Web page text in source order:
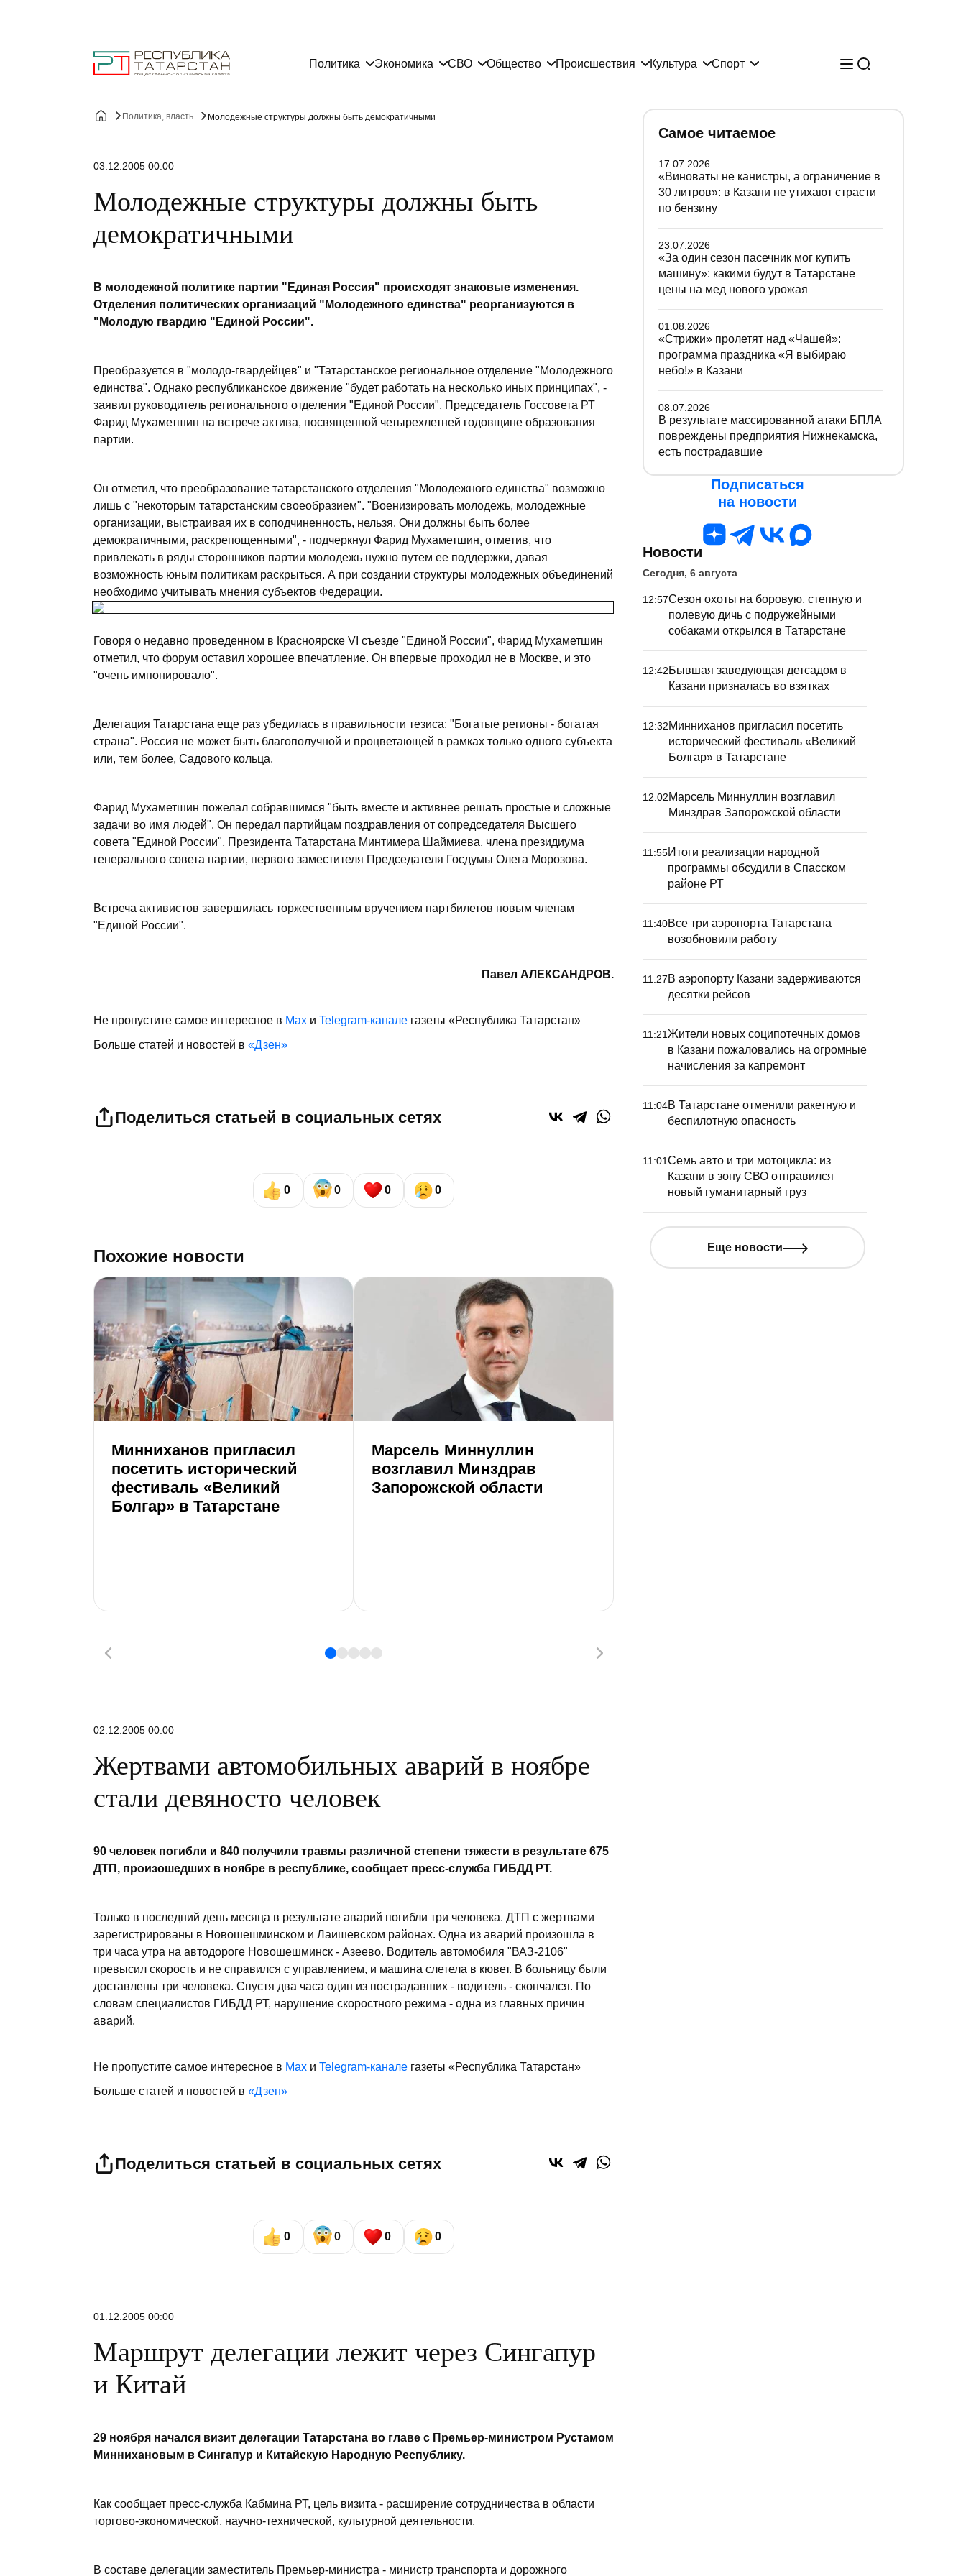
Политика Экономика СВО Общество Происшествия Культура Спорт
Политика, власть Молодежные структуры должны быть демократичными
03.12.2005 00:00
Молодежные структуры должны быть
демократичными
В молодежной политике партии "Единая Россия" происходят знаковые изменения.
Отделения политических организаций "Молодежного единства" реорганизуются в
"Молодую гвардию "Единой России".
Преобразуется в "молодо-гвардейцев" и "Татарстанское региональное отделение "Молодежного
единства". Однако республиканское движение "будет работать на несколько иных принципах", -
заявил руководитель регионального отделения "Единой России", Председатель Госсовета РТ
Фарид Мухаметшин на встрече актива, посвященной четырехлетней годовщине образования
партии.
Он отметил, что преобразование татарстанского отделения "Молодежного единства" возможно
лишь с "некоторым татарстанским своеобразием". "Военизировать молодежь, молодежные
организации, выстраивая их в соподчиненность, нельзя. Они должны быть более
демократичными, раскрепощенными", - подчеркнул Фарид Мухаметшин, отметив, что
привлекать в ряды сторонников партии молодежь нужно путем ее поддержки, давая
возможность юным политикам раскрыться. А при создании структуры молодежных объединений
необходимо учитывать мнения субъектов Федерации.
Говоря о недавно проведенном в Красноярске VI съезде "Единой России", Фарид Мухаметшин
отметил, что форум оставил хорошее впечатление. Он впервые проходил не в Москве, и это
"очень импонировало".
Делегация Татарстана еще раз убедилась в правильности тезиса: "Богатые регионы - богатая
страна". Россия не может быть благополучной и процветающей в рамках только одного субъекта
или, тем более, Садового кольца.
Фарид Мухаметшин пожелал собравшимся "быть вместе и активнее решать простые и сложные
задачи во имя людей". Он передал партийцам поздравления от сопредседателя Высшего
совета "Единой России", Президента Татарстана Минтимера Шаймиева, члена президиума
генерального совета партии, первого заместителя Председателя Госдумы Олега Морозова.
Встреча активистов завершилась торжественным вручением партбилетов новым членам
"Единой России".
Павел АЛЕКСАНДРОВ.
Не пропустите самое интересное в Max и Telegram-канале газеты «Республика Татарстан»
Больше статей и новостей в «Дзен»
Поделиться статьей в социальных сетях
0 0 0 0
Похожие новости
Минниханов пригласил
посетить исторический
фестиваль «Великий
Болгар» в Татарстане
Марсель Миннуллин
возглавил Минздрав
Запорожской области
02.12.2005 00:00
Жертвами автомобильных аварий в ноябре
стали девяносто человек
90 человек погибли и 840 получили травмы различной степени тяжести в результате 675
ДТП, произошедших в ноябре в республике, сообщает пресс-служба ГИБДД РТ.
Только в последний день месяца в результате аварий погибли три человека. ДТП с жертвами
зарегистрированы в Новошешминском и Лаишевском районах. Одна из аварий произошла в
три часа утра на автодороге Новошешминск - Азеево. Водитель автомобиля "ВАЗ-2106"
превысил скорость и не справился с управлением, и машина слетела в кювет. В больницу были
доставлены три человека. Спустя два часа один из пострадавших - водитель - скончался. По
словам специалистов ГИБДД РТ, нарушение скоростного режима - одна из главных причин
аварий.
Не пропустите самое интересное в Max и Telegram-канале газеты «Республика Татарстан»
Больше статей и новостей в «Дзен»
Поделиться статьей в социальных сетях
0 0 0 0
01.12.2005 00:00
Маршрут делегации лежит через Сингапур
и Китай
29 ноября начался визит делегации Татарстана во главе с Премьер-министром Рустамом
Миннихановым в Сингапур и Китайскую Народную Республику.
Как сообщает пресс-служба Кабмина РТ, цель визита - расширение сотрудничества в области
торгово-экономической, научно-технической, культурной деятельности.
В составе делегации заместитель Премьер-министра - министр транспорта и дорожного
Самое читаемое
17.07.2026
«Виноваты не канистры, а ограничение в
30 литров»: в Казани не утихают страсти
по бензину
23.07.2026
«За один сезон пасечник мог купить
машину»: какими будут в Татарстане
цены на мед нового урожая
01.08.2026
«Стрижи» пролетят над «Чашей»:
программа праздника «Я выбираю
небо!» в Казани
08.07.2026
В результате массированной атаки БПЛА
повреждены предприятия Нижнекамска,
есть пострадавшие
Подписаться
на новости
Новости
Сегодня, 6 августа
12:57Сезон охоты на боровую, степную и
полевую дичь с подружейными
собаками открылся в Татарстане
12:42Бывшая заведующая детсадом в
Казани призналась во взятках
12:32Минниханов пригласил посетить
исторический фестиваль «Великий
Болгар» в Татарстане
12:02Марсель Миннуллин возглавил
Минздрав Запорожской области
11:55Итоги реализации народной
программы обсудили в Спасском
районе РТ
11:40Все три аэропорта Татарстана
возобновили работу
11:27В аэропорту Казани задерживаются
десятки рейсов
11:21Жители новых соципотечных домов
в Казани пожаловались на огромные
начисления за капремонт
11:04В Татарстане отменили ракетную и
беспилотную опасность
11:01Семь авто и три мотоцикла: из
Казани в зону СВО отправился
новый гуманитарный груз
Еще новости